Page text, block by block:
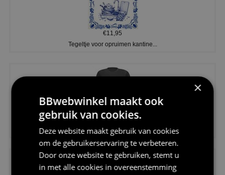
€11,95
Tegeltje voor opruimen kantine...
€20,95
Shirtje de koek is nog niet op...
×
BBwebwinkel maakt ook
gebruik van cookies.
Deze website maakt gebruik van cookies
om de gebruikerservaring te verbeteren.
Door onze website te gebruiken, stemt u
in met alle cookies in overeenstemming